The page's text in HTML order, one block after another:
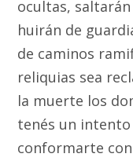
ocultas,
huirán de
de caminos
reliquias sea
la muerte los
tenés un
conformarte